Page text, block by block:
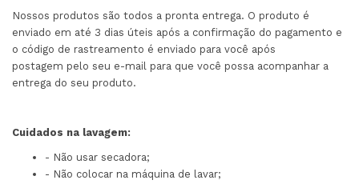
Nossos produtos são todos a pronta entrega. O produto é
enviado em até 3 dias úteis após a confirmação do pagamento e
o código de rastreamento é enviado para você após
postagem pelo seu e-mail para que você possa acompanhar a
entrega do seu produto.
Cuidados na lavagem:
- Não usar secadora;
- Não colocar na máquina de lavar;